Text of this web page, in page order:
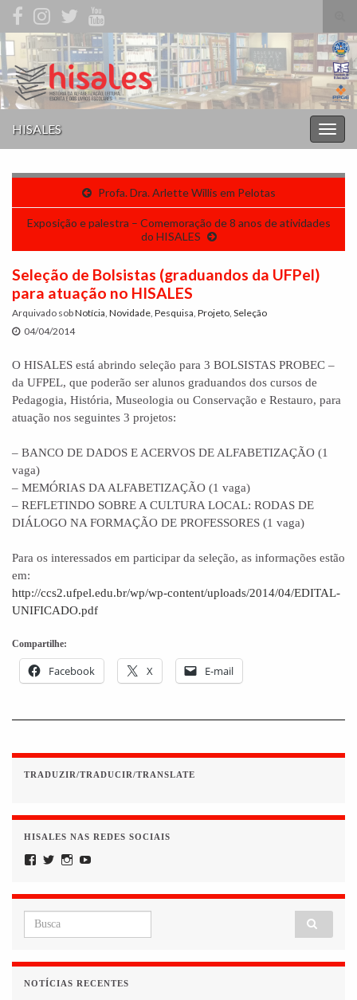
de
Search for:
HISALES
Profa. Dra. Arlette Willis em Pelotas
Exposição e palestra – Comemoração de 8 anos de atividades
do HISALES
Seleção de Bolsistas (graduandos da UFPel)
para atuação no HISALES
Arquivado sobNotícia Novidade Pesquisa Projeto Seleção
04/04/2014
O HISALES está abrindo seleção para 3 BOLSISTAS PROBEC –
da UFPEL, que poderão ser alunos graduandos dos cursos de
Pedagogia, História, Museologia ou Conservação e Restauro, para
atuação nos seguintes 3 projetos:
– BANCO DE DADOS E ACERVOS DE ALFABETIZAÇÃO (1
vaga)
– MEMÓRIAS DA ALFABETIZAÇÃO (1 vaga)
– REFLETINDO SOBRE A CULTURA LOCAL: RODAS DE
DIÁLOGO NA FORMAÇÃO DE PROFESSORES (1 vaga)
Para os interessados em participar da seleção, as informações estão
em:
http://ccs2.ufpel.edu.br/wp/wp-content/uploads/2014/04/EDITAL-
UNIFICADO.pdf
Compartilhe:
Facebook X E-mail
TRADUZIR/TRADUCIR/TRANSLATE
HISALES NAS REDES SOCIAIS
Facebook
TwitterInstagram
Search for:
NOTÍCIAS RECENTES